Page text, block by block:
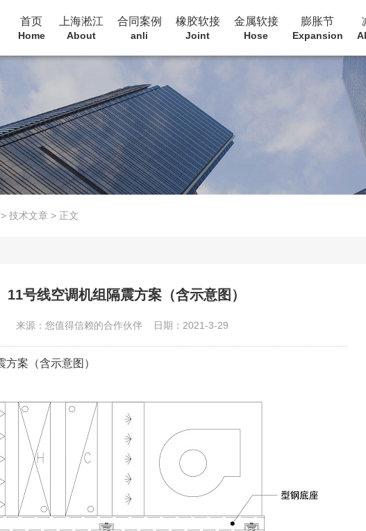
首页
Home
上海淞江
About
合同案例
anli
橡胶软接
Joint
金属软接
Hose
膨胀节
Expansion
> 技术文章 > 正文
11号线空调机组隔震方案（含示意图）
来源：您值得信赖的合作伙伴 日期：2021-3-29
案（含示意图）